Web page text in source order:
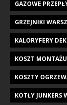
GAZOWE
GRZEJNIKI
KALORYFERY
KOSZT
KOSZTY
KOTŁY JUNKERS